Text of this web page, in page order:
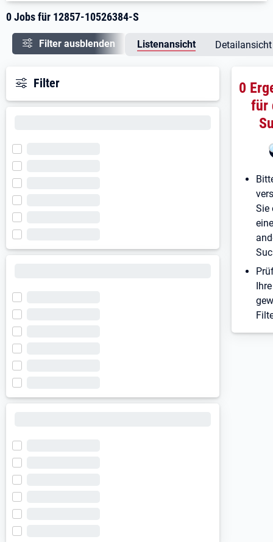
0 Jobs für 12857-10526384-S
Filter ausblenden Listenansicht Detailansicht
Filter
0
für
Sie
Ihre